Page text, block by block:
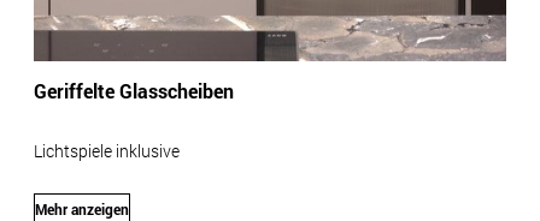
Geriffelte Glasscheiben
Lichtspiele inklusive
Mehr anzeigen